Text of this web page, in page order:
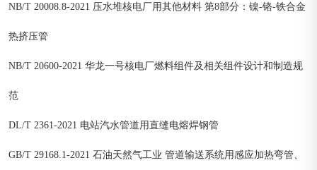
NB/T 20008.8-2021 压水堆核电厂用其他材料 第8部分：镍-铬-铁合金
热挤压管
NB/T 20600-2021 华龙一号核电厂燃料组件及相关组件设计和制造规
范
DL/T 2361-2021 电站汽水管道用直缝电熔焊钢管
GB/T 29168.1-2021 石油天然气工业 管道输送系统用感应加热弯管、